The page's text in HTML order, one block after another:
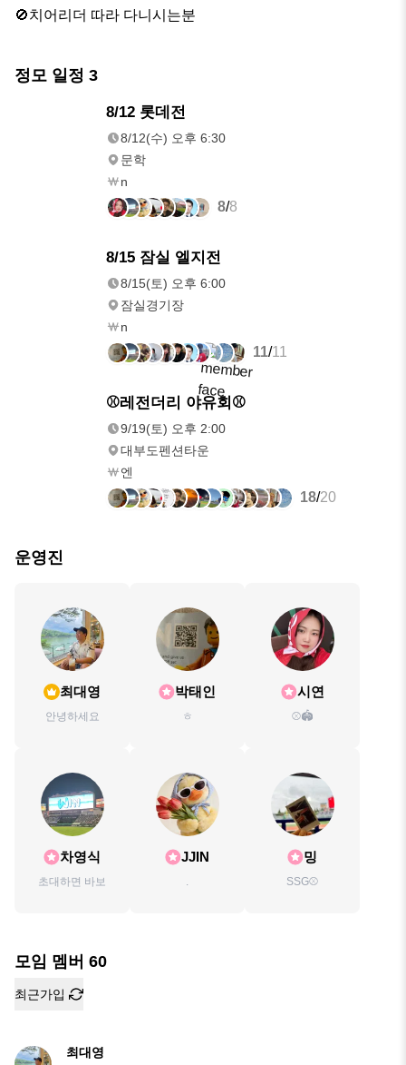
🚫치어리더 따라 다니시는분
정모 일정 3
8/12 롯데전
8/12(수) 오후 6:30
문학
n
8/8
8/15 잠실 엘지전
8/15(토) 오후 6:00
잠실경기장
n
11/11
⚾️레전더리 야유회⚾️
9/19(토) 오후 2:00
대부도펜션타운
엔
18/20
운영진
최대영
안녕하세요
박태인
ㅎ
시연
⚾️🏟️
차영식
초대하면 바보
JJIN
.
밍
SSG⚾️
모임 멤버 60
최근가입
최대영